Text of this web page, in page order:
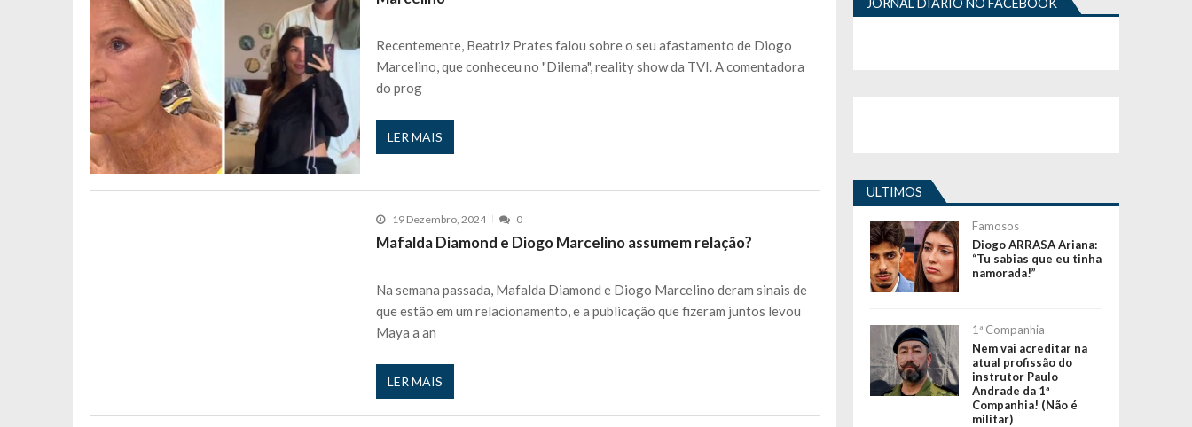
Maria Botelho Moniz coloca ‘pontos nos is’: “Ficou chateado comigo?”
Sara Santos fica em “pânico” durante exercício 27 JANEIRO, 2026
Filipe Delgado volta a imitar o instrutor e é apanhado 27 JANEIRO, 2026
Gonçalo Quinaz CRITICA “dança” de Cláudio Ramos: “É um atentado…”
Catarina Miranda revela “cachet” após entrevista polémica a Flávio Furtado...
PSP já tomou medidas em relação ao homem que pegou fogo à estátua de Cristiano R...
Inês e Dylan divertem fãs com vídeo hilariante
Recentemente, Beatriz Prates falou sobre o seu afastamento de Diogo
Marcelino, que conheceu no "Dilema", reality show da TVI. A comentadora
do prog
LER MAIS
19 Dezembro, 2024 0
Mafalda Diamond e Diogo Marcelino assumem relação?
Na semana passada, Mafalda Diamond e Diogo Marcelino deram sinais de
que estão em um relacionamento, e a publicação que fizeram juntos levou
Maya a an
LER MAIS
JORNAL DIÁRIO NO FACEBOOK
ULTIMOS
Famosos
Diogo ARRASA Ariana:
“Tu sabias que eu tinha
namorada!”
1ª Companhia
Nem vai acreditar na
atual profissão do
instrutor Paulo
Andrade da 1ª
Companhia! (Não é
militar)